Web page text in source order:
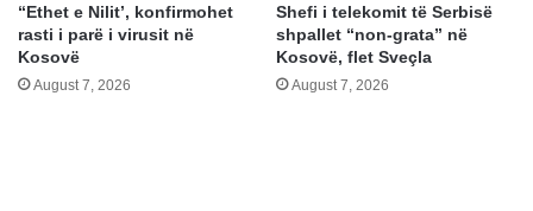
“Ethet e Nilit’, konfirmohet
rasti i parë i virusit në
Kosovë
August 7, 2026
Shefi i telekomit të Serbisë
shpallet “non-grata” në
Kosovë, flet Sveçla
August 7, 2026